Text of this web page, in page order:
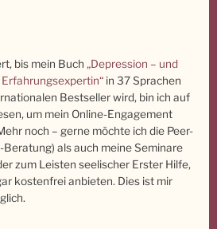
bis mein Buch „Depression – und
in 37 Sprachen
Bestseller wird, bin ich auf
um mein Online-Engagement
noch – gerne möchte ich die Peer-
als auch meine Seminare
zum Leisten seelischer Erster Hilfe,
kostenfrei anbieten. Dies ist mir